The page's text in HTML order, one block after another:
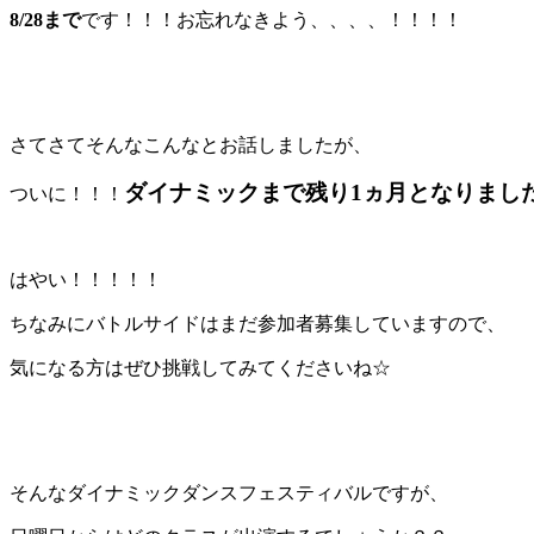
8/28までです！！！お忘れなきよう、、、、！！！！
さてさてそんなこんなとお話しましたが、
ついに！！！ ダイナミックまで残り1ヵ月となりまし
はやい！！！！！
ちなみにバトルサイドはまだ参加者募集していますので、
気になる方はぜひ挑戦してみてくださいね☆
そんなダイナミックダンスフェスティバルですが、